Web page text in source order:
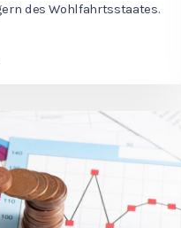
des Wohlfahrtsstaates.